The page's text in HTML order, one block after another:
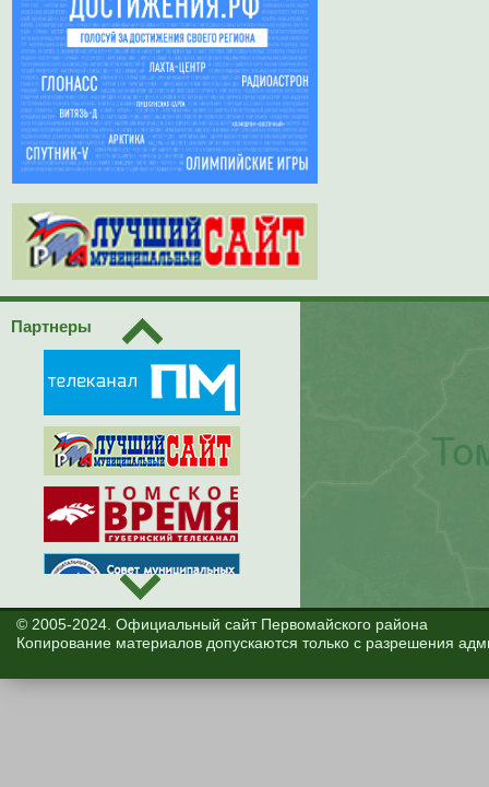
Партнеры
© 2005-2024. Официальный сайт Первомайского района
Копирование материалов допускаются только с разрешения